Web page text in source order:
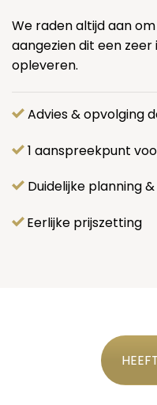
We raden altijd aan
aangezien dit een
opleveren.
Advies & opvolging
1 aanspreekpunt
Duidelijke planning
Eerlijke prijszetting